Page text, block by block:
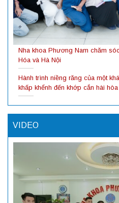
Nha khoa Phương Nam chăm
Hóa và Hà Nội
Hành trình niềng răng của một
khấp khểnh đến khớp cắn hài hòa
VIDEO